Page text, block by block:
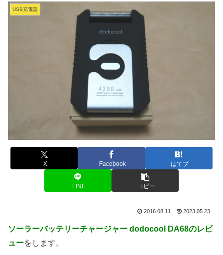
USB充電器
X Facebook はてブ
LINE コピー
2016.08.11 2023.05.23
ソーラーバッテリーチャージャー dodocool DA68のレビ
ューをします。